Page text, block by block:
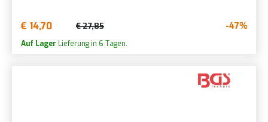
€ 14,70 € 27,85 -47%
Auf Lager Lieferung in 6 Tagen.